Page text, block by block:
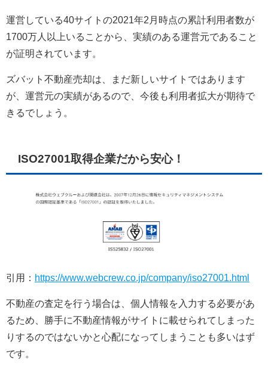
運営している40サイトの2021年2月時点の累計利用者数が
1700万人以上いることから、実績のある運営元であること
が証明されています。
ズバット不動産売却は、まだ新しいサイトではあります
が、運営元の実績があるので、今後も利用者拡大が期待で
きるでしょう。
ISO27001取得企業だから安心！
引用： https://www.webcrew.co.jp/company/iso27001.html
不動産の査定を行う場合は、個人情報を入力する必要があ
るため、勝手に不動産情報がサイトに載せられてしまった
りするのではないかと心配になってしまうことも多いはず
です。